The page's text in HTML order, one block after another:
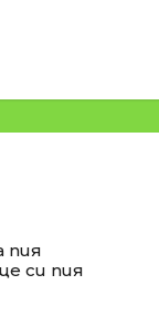
пия
си пия